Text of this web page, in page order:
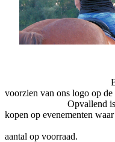
Bodywarmer,
voorzien van ons logo op de
Opvallend is dat
kopen op evenementen
Er zijn
aantal op voorraad.